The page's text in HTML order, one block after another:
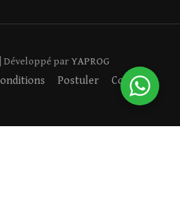
| Développé parYAPROG
Postuler Cookies